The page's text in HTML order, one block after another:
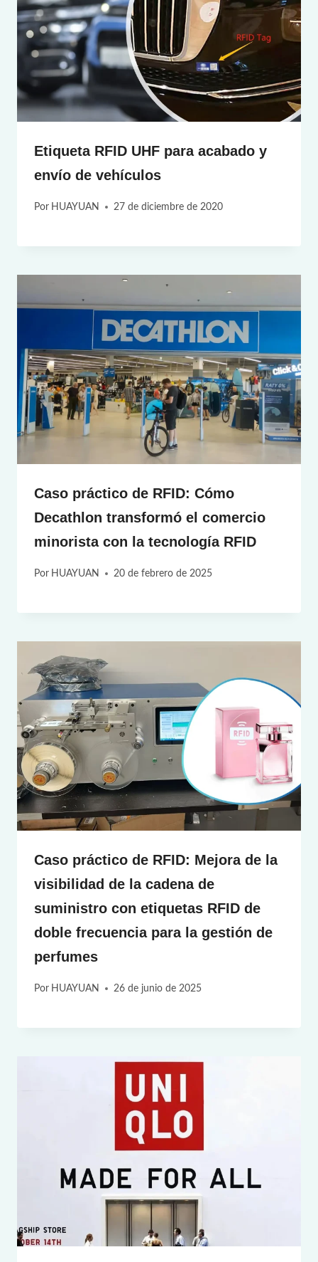
Etiqueta RFID UHF para acabado y
envío de vehículos
Por HUAYUAN 27 de diciembre de 2020
Caso práctico de RFID: Cómo
Decathlon transformó el comercio
minorista con la tecnología RFID
Por HUAYUAN 20 de febrero de 2025
Caso práctico de RFID: Mejora de la
visibilidad de la cadena de
suministro con etiquetas RFID de
doble frecuencia para la gestión de
perfumes
Por HUAYUAN 26 de junio de 2025